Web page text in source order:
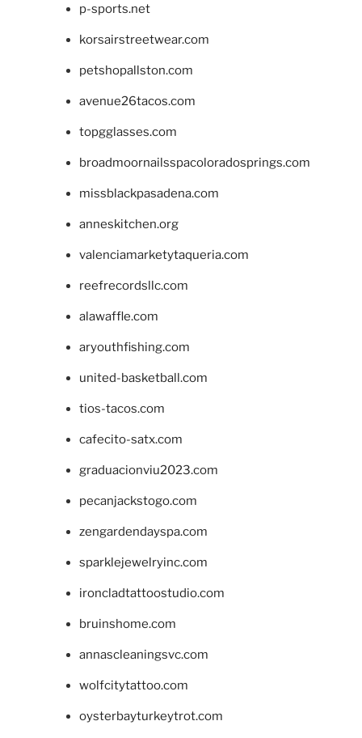
p-sports.net
korsairstreetwear.com
petshopallston.com
avenue26tacos.com
topgglasses.com
broadmoornailsspacoloradosprings.com
missblackpasadena.com
anneskitchen.org
valenciamarketytaqueria.com
reefrecordsllc.com
alawaffle.com
aryouthfishing.com
united-basketball.com
tios-tacos.com
cafecito-satx.com
graduacionviu2023.com
pecanjackstogo.com
zengardendayspa.com
sparklejewelryinc.com
ironcladtattoostudio.com
bruinshome.com
annascleaningsvc.com
wolfcitytattoo.com
oysterbayturkeytrot.com